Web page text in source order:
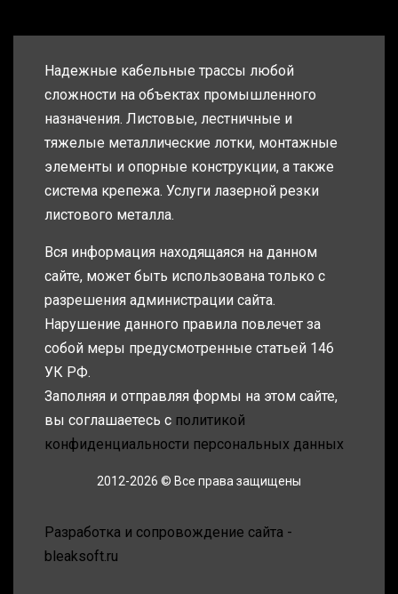
Надежные кабельные трассы любой
сложности на объектах промышленного
назначения. Листовые, лестничные и
тяжелые металлические лотки, монтажные
элементы и опорные конструкции, а также
система крепежа. Услуги лазерной резки
листового металла.
Вся информация находящаяся на данном
сайте, может быть использована только с
разрешения администрации сайта.
Нарушение данного правила повлечет за
собой меры предусмотренные статьей 146
УК РФ.
Заполняя и отправляя формы на этом сайте,
вы соглашаетесь с политикой
конфиденциальности персональных данных
2012-2026 © Все права защищены
Разработка и сопровождение сайта -
bleaksoft.ru